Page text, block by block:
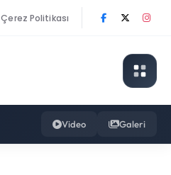
Çerez Politikası
Video Galeri